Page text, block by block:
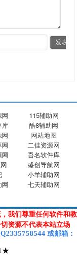
网
115辅助网
库
酷8辅助网
网
网站地图
网
二佳资源网
网
吾名软件库
盛创导航网
小羊辅助网
网
七天辅助网
我们尊重任何软件和教
资源不代表本站立场
Q2335758544 或邮箱 ：